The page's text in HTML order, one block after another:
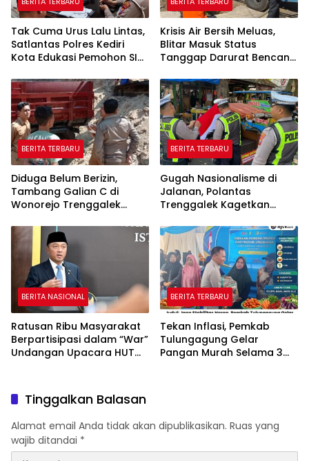
Tak Cuma Urus Lalu Lintas,
Satlantas Polres Kediri
Kota Edukasi Pemohon SIM
Pelatihan AI
Krisis Air Bersih Meluas,
Blitar Masuk Status
Tanggap Darurat Bencana
BERITA TERBARU
Diduga Belum Berizin,
Tambang Galian C di
Wonorejo Trenggalek
BERITA TERBARU
Gugah Nasionalisme di
Jalanan, Polantas
Trenggalek Kagetkan
BERITA NASIONAL
Ratusan Ribu Masyarakat
Berpartisipasi dalam “War”
Undangan Upacara HUT
BERITA TERBARU
Tekan Inflasi, Pemkab
Tulungagung Gelar
Pangan Murah Selama 3
Tinggalkan Balasan
Alamat email Anda tidak akan dipublikasikan. Ruas yang
wajib ditandai *